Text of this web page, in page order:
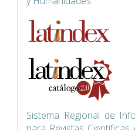
Sistema Regional de